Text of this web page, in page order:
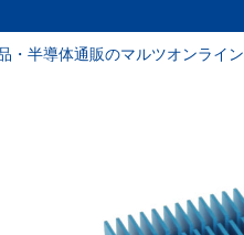
・半導体通販のマルツオンライン